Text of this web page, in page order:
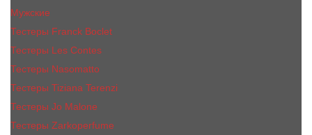
Мужские
Тестеры Franck Boclet
Тестеры Les Contes
Тестеры Nasomatto
Тестеры Tiziana Terenzi
Тестеры Jо Malоnе
Тестеры Zarkoperfume